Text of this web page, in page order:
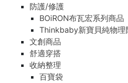
防護/修護
BOiRON布瓦宏系列商品
Thinkbaby新寶貝純物理
文創商品
舒適穿搭
收納整理
百寶袋